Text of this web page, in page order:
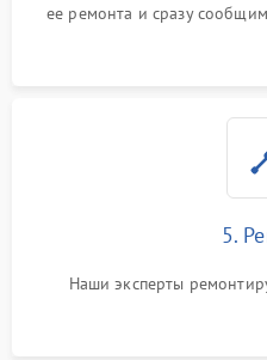
ее ремонта и сразу
5.
Наши эксперты